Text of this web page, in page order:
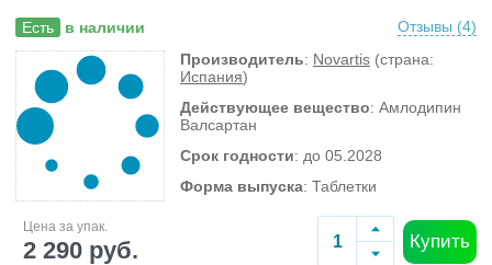
Есть в наличии Отзывы (4)
Производитель: Novartis (страна:
Испания)
Действующее вещество: Амлодипин
Валсартан
Срок годности: до 05.2028
Форма выпуска: Таблетки
Цена за упак.
2 290 руб. Купить